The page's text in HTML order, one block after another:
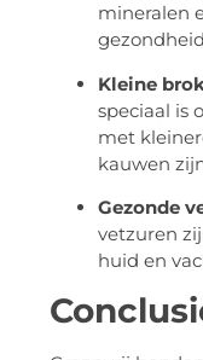
mineralen
Kleine
speciaal is
met
kauwen
Gezonde
vetzuren
huid en